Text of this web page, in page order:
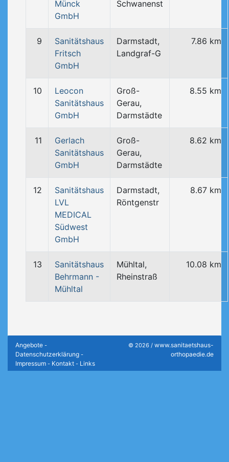
Münck
GmbH
Schwanenst
9
Sanitätshaus
Fritsch
GmbH
Darmstadt,
Landgraf-G
7.86 km
10
Leocon
Sanitätshaus
GmbH
Groß-
Gerau,
Darmstädte
8.55 km
11
Gerlach
Sanitätshaus
GmbH
Groß-
Gerau,
Darmstädte
8.62 km
12
Sanitätshaus
LVL
MEDICAL
Südwest
GmbH
Darmstadt,
Röntgenstr
8.67 km
13
Sanitätshaus
Behrmann -
Mühltal
Mühltal,
Rheinstraß
10.08 km
Angebote -
Datenschutzerklärung -
Impressum - Kontakt - Links
© 2026 / www.sanitaetshaus-
orthopaedie.de